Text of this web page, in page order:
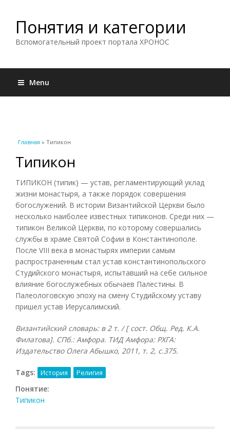
Понятия и категории
Вспомогательный проект портала ХРОНОС
Menu
Вы здесь
Главная » Типикон
Типикон
ТИПИКОН (типик) — устав, регламентирующий уклад
жизни монастыря, а также порядок совершения
богослужений. В истории Византийской Церкви было
несколько наиболее известных типиконов. Среди них —
типикон Великой Церкви, по которому совершались
службы в храме Святой Софии в Константинополе.
После VIII века в монастырях империи самым
распространенным стал устав константинопольского
Студийского монастыря, испытавший на себе сильное
влияние богослужебных обычаев Палестины. В
Палеологовскую эпоху на смену Студийскому уставу
пришел устав Иерусалимский.
Византийский словарь: в 2 т. / [ сост. Общ. Ред. К.А.
Филатова]. СПб.: Амфора. ТИД Амфора: РХГА:
Издательство Олега Абышко, 2011, т. 2, с.375.
Tags: История Религия
Понятие:
Типикон